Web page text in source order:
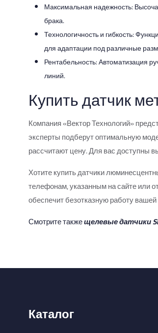
Максимальная надежность:
брака.
Технологичность и гибкость:
для адаптации под различные
Рентабельность: Автоматизация
линий.
Купить датчик
Компания «Вектор Технологий»
эксперты подберут оптимальную
рассчитают цену. Для вас доступны
Хотите купить датчики
телефонам, указанным на сайте или
обеспечит безотказную работу
Смотрите такжещелевые датчики
Каталог